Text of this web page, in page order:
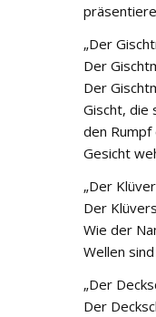
„Der
Der
Der
Gischt, die
den
Gesicht
„Der
Der
Wie der
Wellen
„Der
Der